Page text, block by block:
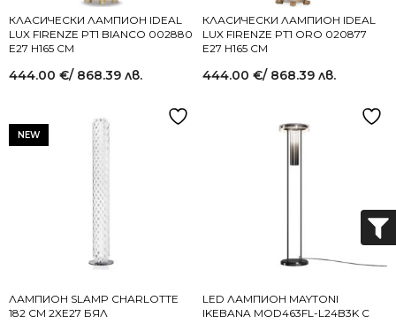
КЛАСИЧЕСКИ ЛАМПИОН IDEAL
LUX FIRENZE PT1 BIANCO 002880
E27 H165 СМ
444.00 €/ 868.39 лв.
КЛАСИЧЕСКИ ЛАМПИОН IDEAL
LUX FIRENZE PT1 ORO 020877
E27 H165 СМ
444.00 €/ 868.39 лв.
NEW
ЛАМПИОН SLAMP CHARLOTTE
182 СМ 2XE27 БЯЛ
LED ЛАМПИОН MAYTONI
IKEBANA MOD463FL-L24B3K С